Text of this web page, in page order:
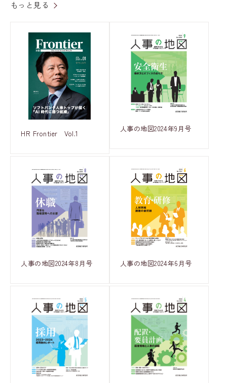
もっと見る
HR Frontier Vol.1
人事の地図2024年9月号
人事の地図2024年8月号 人事の地図2024年6月号